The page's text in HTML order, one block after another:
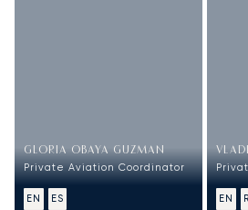
GLORIA OBAYA GUZMAN
Private Aviation Coordinator
EN ES EN